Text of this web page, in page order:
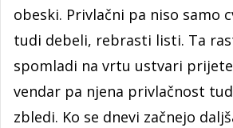
obeski. Privlačni pa niso samo
tudi debeli, rebrasti listi. Ta
spomladi na vrtu ustvari
vendar pa njena privlačnost
zbledi. Ko se dnevi začnejo